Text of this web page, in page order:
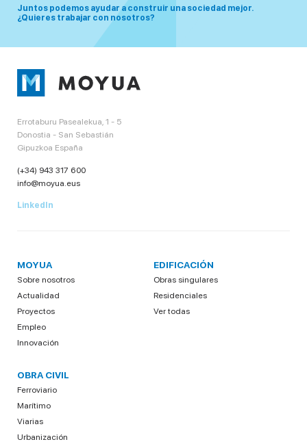
Juntos podemos ayudar a construir una sociedad mejor.
¿Quieres trabajar con nosotros?
Errotaburu Pasealekua, 1 - 5
Donostia - San Sebastián
Gipuzkoa España
(+34) 943 317 600
info@moyua.eus
LinkedIn
MOYUA
Sobre nosotros
Actualidad
Proyectos
Empleo
Innovación
EDIFICACIÓN
Obras singulares
Residenciales
Ver todas
OBRA CIVIL
Ferroviario
Marítimo
Viarias
Urbanización